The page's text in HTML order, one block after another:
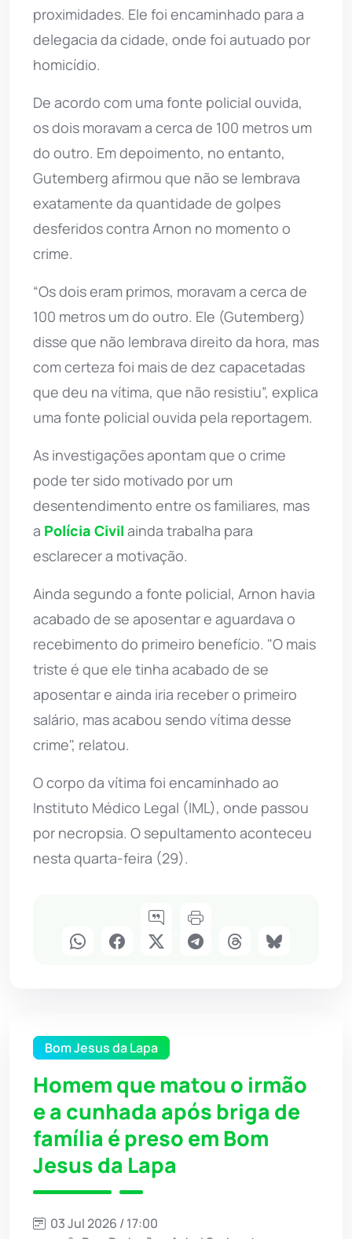
proximidades. Ele foi encaminhado para a
delegacia da cidade, onde foi autuado por
homicídio.
De acordo com uma fonte policial ouvida,
os dois moravam a cerca de 100 metros um
do outro. Em depoimento, no entanto,
Gutemberg afirmou que não se lembrava
exatamente da quantidade de golpes
desferidos contra Arnon no momento o
crime.
“Os dois eram primos, moravam a cerca de
100 metros um do outro. Ele (Gutemberg)
disse que não lembrava direito da hora, mas
com certeza foi mais de dez capacetadas
que deu na vítima, que não resistiu”, explica
uma fonte policial ouvida pela reportagem.
As investigações apontam que o crime
pode ter sido motivado por um
desentendimento entre os familiares, mas
a Polícia Civil ainda trabalha para
esclarecer a motivação.
Ainda segundo a fonte policial, Arnon havia
acabado de se aposentar e aguardava o
recebimento do primeiro benefício. "O mais
triste é que ele tinha acabado de se
aposentar e ainda iria receber o primeiro
salário, mas acabou sendo vítima desse
crime", relatou.
O corpo da vítima foi encaminhado ao
Instituto Médico Legal (IML), onde passou
por necropsia. O sepultamento aconteceu
nesta quarta-feira (29).
Bom Jesus da Lapa
Homem que matou o irmão
e a cunhada após briga de
família é preso em Bom
Jesus da Lapa
03 Jul 2026 / 17:00